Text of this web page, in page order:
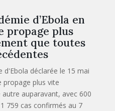
d’Ebola en
propage plus
que toutes
d'Ebola déclarée le 15 mai
propage plus vite
autre auparavant, avec 600
759 cas confirmés au 7